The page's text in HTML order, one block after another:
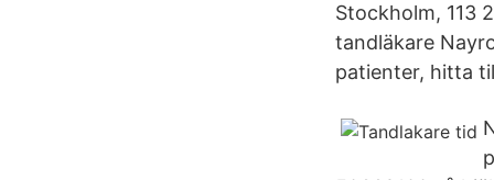
Stockholm, 113
tandläkare
patienter, hitta